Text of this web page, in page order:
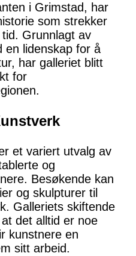
i Grimstad, har
som strekker
Grunnlagt av
en lidenskap for å
har galleriet blitt
for
et variert utvalg av
og
Besøkende kan
og skulpturer til
Galleriets skiftende
det alltid er noe
kunstnere en
sitt arbeid.